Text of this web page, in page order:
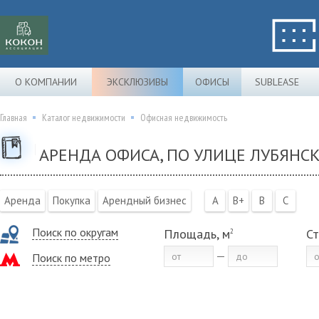
О КОМПАНИИ ЭКСКЛЮЗИВЫ ОФИСЫ SUBLEASE
Главная Каталог недвижимости Офисная недвижимость
АРЕНДА ОФИСА, ПО УЛИЦЕ
Аренда Покупка Арендный бизнес A B+ B C
Поиск по округам
Поиск по метро
Площадь, м2